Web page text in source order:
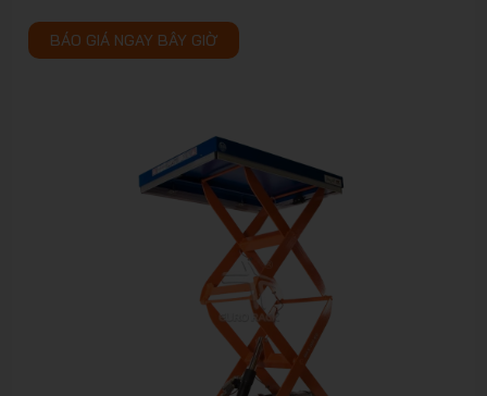
- Giải
pháp lưu
BÁO GIÁ NGAY BÂY GIỜ